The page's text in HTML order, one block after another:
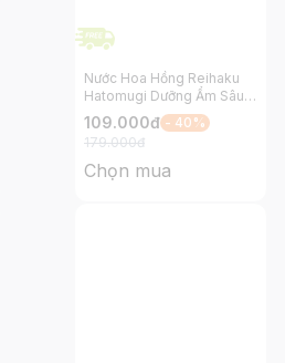
Nước Hoa Hồng Reihaku
Hatomugi Dưỡng Ẩm Sâu
và Làm Sáng Da 250ml
109.000đ - 40%
179.000đ
Chọn mua